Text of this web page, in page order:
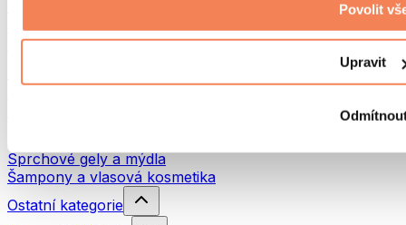
Povolit
Upravit
Red Light Therapy
Vodní filtry a konvice
Sprchové gely a mýdla
Šampony a vlasová kosmetika
Ostatní kategorie